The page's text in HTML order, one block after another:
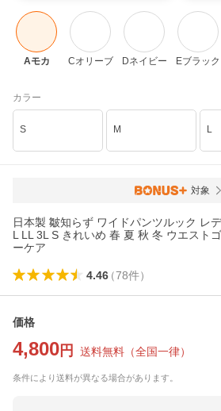
Aモカ Cオリーブ Dネイビー Eブラック
カラー
S M L
対象
日本製 皺知らず ワイドパンツルック レ
L LL 3L S きれいめ 春 夏 秋 冬 ウエスト
ーケア
4.46（78件）
価格
4,800 円 送料無料 （全国一律）
条件により送料が異なる場合があります。